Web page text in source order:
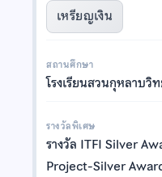
เหรียญเงิน
สถานศึกษา
โรงเรียนสวนกุหลาบวิ
รางวัลพิเศษ
รางวัล ITFI Silver
Project-Silver